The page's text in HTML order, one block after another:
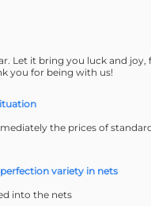
Let it bring you luck and
you for being with us!
the prices of
variety in nets
into the nets